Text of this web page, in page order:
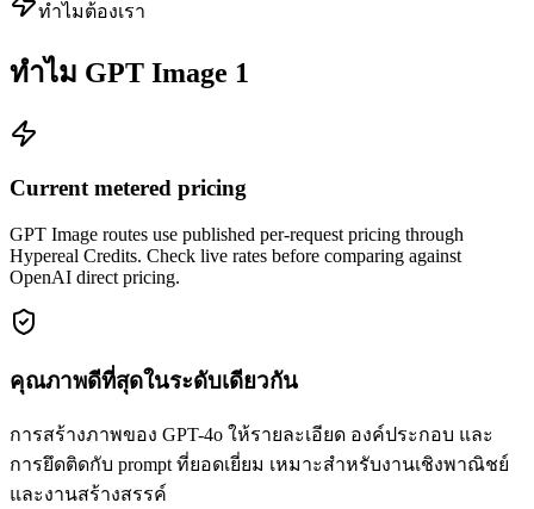
ทำไมต้องเรา
ทำไม GPT Image 1
Current metered pricing
GPT Image routes use published per-request pricing through
Hypereal Credits. Check live rates before comparing against
OpenAI direct pricing.
คุณภาพดีที่สุดในระดับเดียวกัน
การสร้างภาพของ GPT-4o ให้รายละเอียด องค์ประกอบ และ
การยึดติดกับ prompt ที่ยอดเยี่ยม เหมาะสำหรับงานเชิงพาณิชย์
และงานสร้างสรรค์